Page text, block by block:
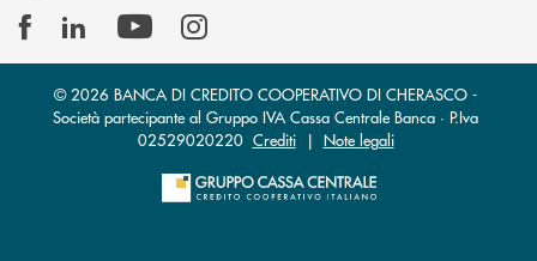
© 2026 BANCA DI CREDITO COOPERATIVO DI CHERASCO -
Società partecipante al Gruppo IVA Cassa Centrale Banca · P.Iva
02529020220 Crediti| Note legali